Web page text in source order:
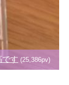
です (25,386pv)